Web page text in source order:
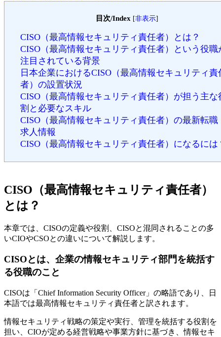
目次/Index [非表示]
CISO（最高情報セキュリティ責任者）とは？
CISO（最高情報セキュリティ責任者）という役職
注目されている背景
日本企業におけるCISO（最高情報セキュリティ責
者）の設置状況
CISO（最高情報セキュリティ責任者）が担う主な
割と必要なスキル
CISO（最高情報セキュリティ責任者）の最新転職
求人情報
CISO（最高情報セキュリティ責任者）になるには
CISO（最高情報セキュリティ責任者）
とは？
本章では、CISOの定義や役割、CISOと混同されることの多
いCIOやCSOとの違いについて解説します。
CISOとは、企業の情報セキュリティ部門を統括す
る役職のこと
CISOは「Chief Information Security Officer」の略語であり、日
本語では最高情報セキュリティ責任者と訳されます。
情報セキュリティ戦略の策定や実行、管理を統括する役割を
担い、CIOが定める経営戦略や事業方針に基づき、情報セキ